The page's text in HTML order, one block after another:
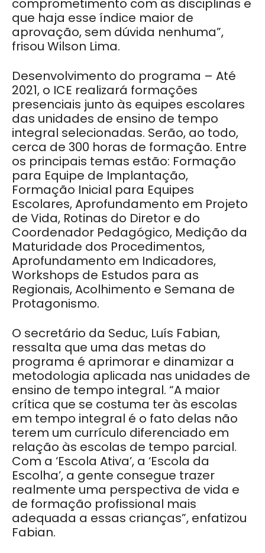
comprometimento com as disciplinas e
que haja esse índice maior de
aprovação, sem dúvida nenhuma”,
frisou Wilson Lima.
Desenvolvimento do programa – Até
2021, o ICE realizará formações
presenciais junto às equipes escolares
das unidades de ensino de tempo
integral selecionadas. Serão, ao todo,
cerca de 300 horas de formação. Entre
os principais temas estão: Formação
para Equipe de Implantação,
Formação Inicial para Equipes
Escolares, Aprofundamento em Projeto
de Vida, Rotinas do Diretor e do
Coordenador Pedagógico, Medição da
Maturidade dos Procedimentos,
Aprofundamento em Indicadores,
Workshops de Estudos para as
Regionais, Acolhimento e Semana de
Protagonismo.
O secretário da Seduc, Luís Fabian,
ressalta que uma das metas do
programa é aprimorar e dinamizar a
metodologia aplicada nas unidades de
ensino de tempo integral. “A maior
crítica que se costuma ter às escolas
em tempo integral é o fato delas não
terem um currículo diferenciado em
relação às escolas de tempo parcial.
Com a ‘Escola Ativa’, a ‘Escola da
Escolha’, a gente consegue trazer
realmente uma perspectiva de vida e
de formação profissional mais
adequada a essas crianças”, enfatizou
Fabian.